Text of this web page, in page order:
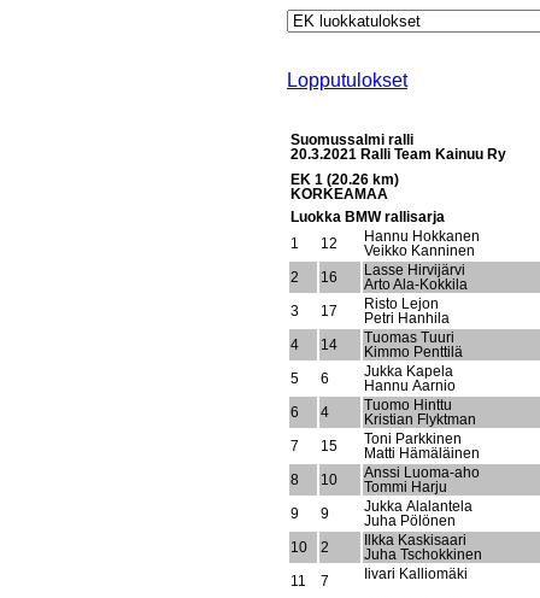
Lopputulokset
Suomussalmi ralli
20.3.2021 Ralli Team Kainuu Ry
EK 1 (20.26 km)
KORKEAMAA
Luokka BMW rallisarja
1
12
Hannu Hokkanen
Veikko Kanninen
2
16
Lasse Hirvijärvi
Arto Ala-Kokkila
3
17
Risto Lejon
Petri Hanhila
4
14
Tuomas Tuuri
Kimmo Penttilä
5
6
Jukka Kapela
Hannu Aarnio
6
4
Tuomo Hinttu
Kristian Flyktman
7
15
Toni Parkkinen
Matti Hämäläinen
8
10
Anssi Luoma-aho
Tommi Harju
9
9
Jukka Alalantela
Juha Pölönen
10
2
Ilkka Kaskisaari
Juha Tschokkinen
11
7 Iivari Kalliomäki